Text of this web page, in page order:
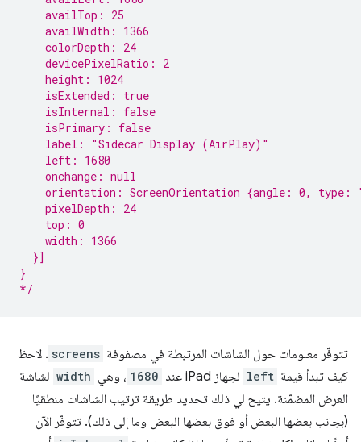
    availTop: 25
    availWidth: 1366
    colorDepth: 24
    devicePixelRatio: 2
    height: 1024
    isExtended: true
    isInternal: false
    isPrimary: false
    label: "Sidecar Display (AirPlay)"
    left: 1680
    onchange: null
orientation: ScreenOrientation {angle: 0, type:
    pixelDepth: 24
    top: 0
    width: 1366
  }]
}
*/
تتوفّر معلومات حول الشاشات المرتبطة في مصفوفة screens . لاحظ
كيف تبدأ قيمة left لجهاز iPad عند 1680 ، وهي width لشاشة
العرض المضمّنة. يتيح لي ذلك تحديد طريقة ترتيب الشاشات منطقيًا
(بجانب بعضها البعض أو فوق بعضها البعض وما إلى ذلك). تتوفّر الآن